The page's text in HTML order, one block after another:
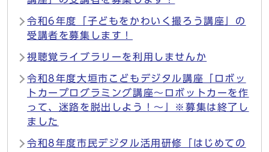
令和6年度「子どもをかわいく撮ろう講座」の
受講者を募集します！
視聴覚ライブラリーを利用しませんか
令和8年度大垣市こどもデジタル講座「ロボッ
トカープログラミング講座～ロボットカーを作
って、迷路を脱出しよう！～」※募集は終了し
ました
令和8年度市民デジタル活用研修「はじめての